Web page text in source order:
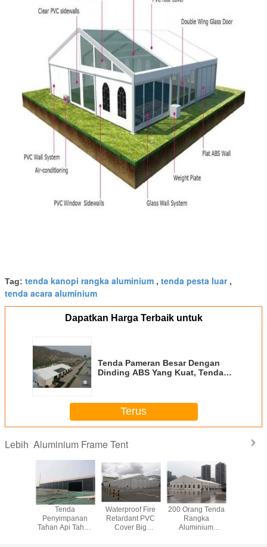
Tag: tenda kanopi rangka aluminium , tenda pesta luar,
tenda acara aluminium
Dapatkan Harga Terbaik untuk
Tenda Pameran Besar Dengan
Dinding ABS Yang Kuat, Tenda
Terus
Lebih Aluminium Frame Tent
Tenda
Penyimpanan
Tahan Api Tahan
Waterproof Fire
Retardant PVC
Cover Big
200 Orang Tenda
Rangka
Aluminium